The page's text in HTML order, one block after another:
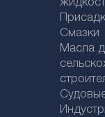
Смазки
Масла